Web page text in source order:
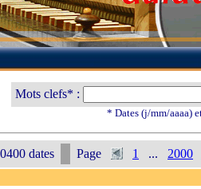
Mots clefs* :
* Dates (j/mm/aaaa)
dates Page 1 ... 2000